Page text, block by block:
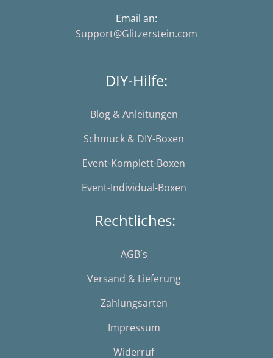
Email an:
Support@Glitzerstein.com
DIY-Hilfe:
Blog & Anleitungen
Schmuck & DIY-Boxen
Event-Komplett-Boxen
Event-Individual-Boxen
Rechtliches:
AGB´s
Versand & Lieferung
Zahlungsarten
Impressum
Widerruf